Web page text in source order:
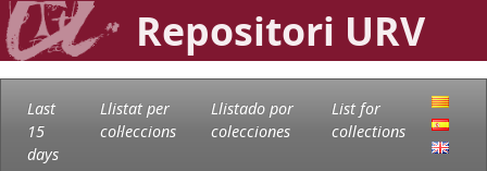
Repositori URV
Last
15
days
Llistat per
col·leccions
Llistado por
colecciones
List for
collections